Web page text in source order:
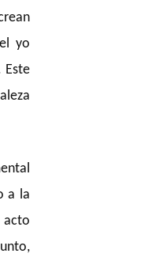
yo
Este
a la